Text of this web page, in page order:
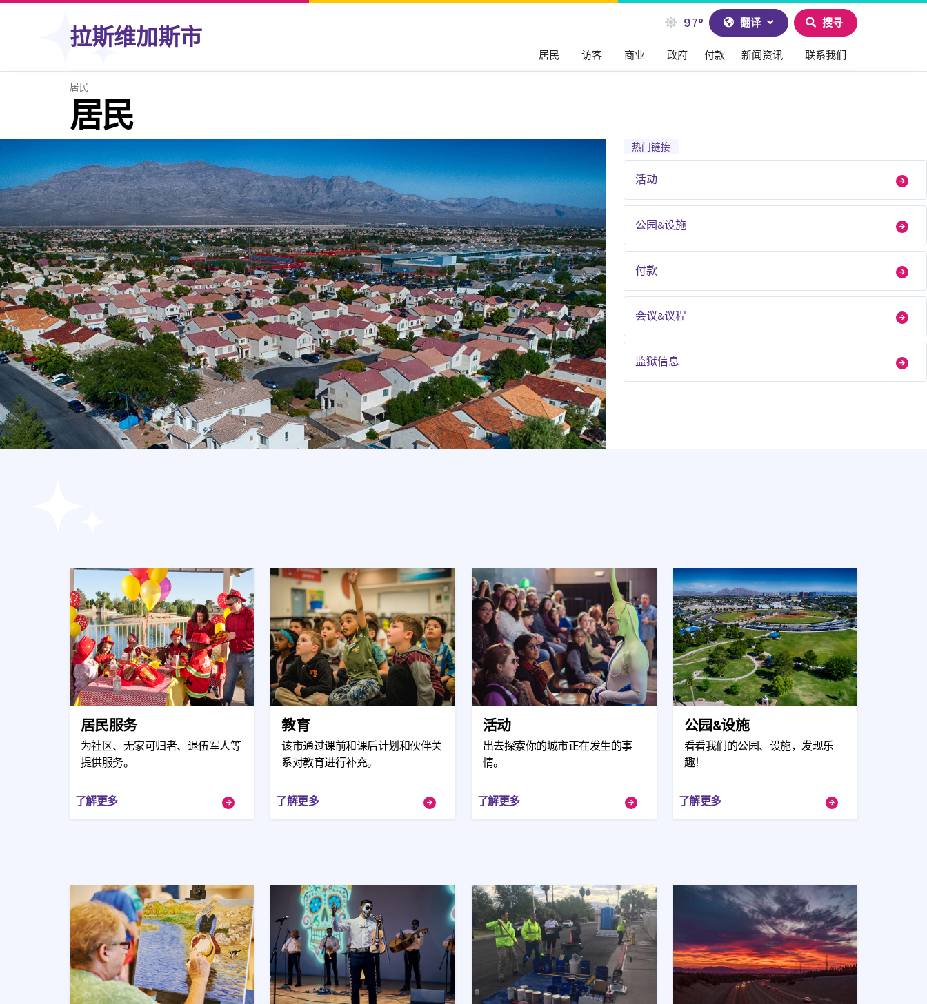
跳到内容
拉斯维加斯市
97° 翻译 搜寻
居民 访客 商业 政府 付款 新闻资讯 联系我们
居民
居民
热门链接
活动
公园&设施
付款
会议&议程
监狱信息
居民服务
为社区、无家可归者、退伍军人等
提供服务。
了解更多
教育
该市通过课前和课后计划和伙伴关
系对教育进行补充。
了解更多
活动
出去探索你的城市正在发生的事
情。
了解更多
公园&设施
看看我们的公园、设施，发现乐
趣！
了解更多